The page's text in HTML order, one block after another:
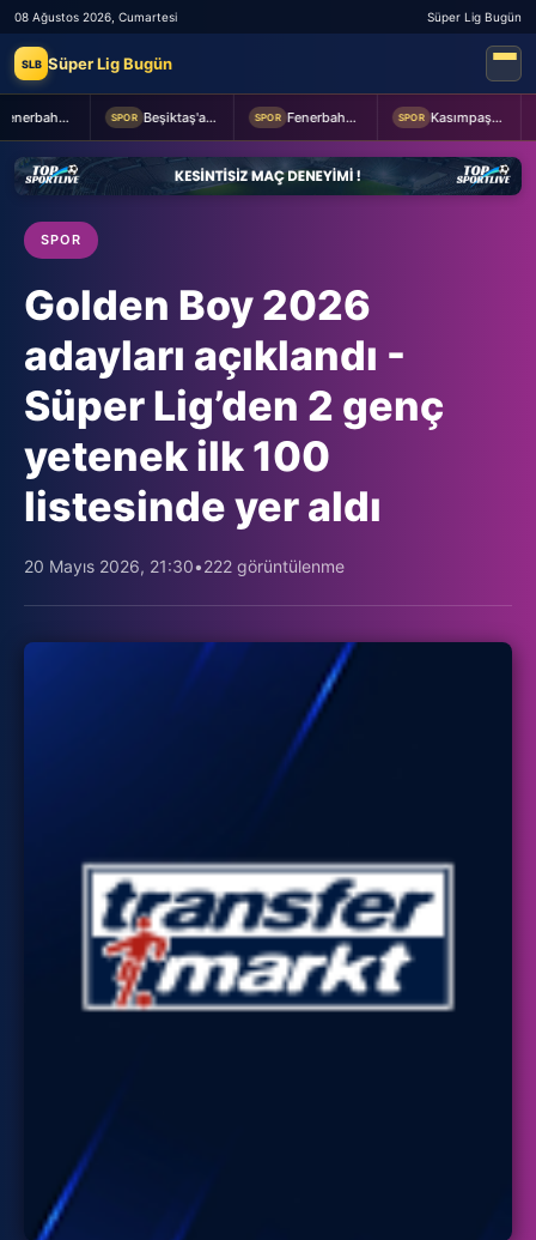
08 Ağustos 2026, Cumartesi Süper Lig Bugün
SLB Süper Lig Bugün
Fenerbahçe 2-0 Sturm Graz (MAÇTAN KARELER) SPOR Beşiktaş'a Youssouf Fofana transferinde müjdeli haber! SPOR Fenerbahçe Başkanı Aziz Yıldırım, Sturm Graz maçı öncesi takımı ziyaret etti SPOR Kasımpaşa ile Hull City hazırlık maçında berabere kaldı
SPOR
Golden Boy 2026
adayları açıklandı -
Süper Lig’den 2 genç
yetenek ilk 100
listesinde yer aldı
20 Mayıs 2026, 21:30•222 görüntülenme